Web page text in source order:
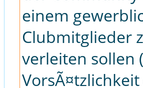
einem
Clubmitglieder
verleiten sollen